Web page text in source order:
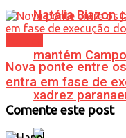
Natália Biazon
mantém
xadrez
Nova ponte entre
entra em fase de
Comente este post